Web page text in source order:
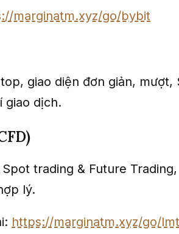
marginatm.xyz/go/bybit
giao diện đơn giản, mượt,
giao dịch.
trading & Future
lý.
https://marginatm.xyz/go/lmt